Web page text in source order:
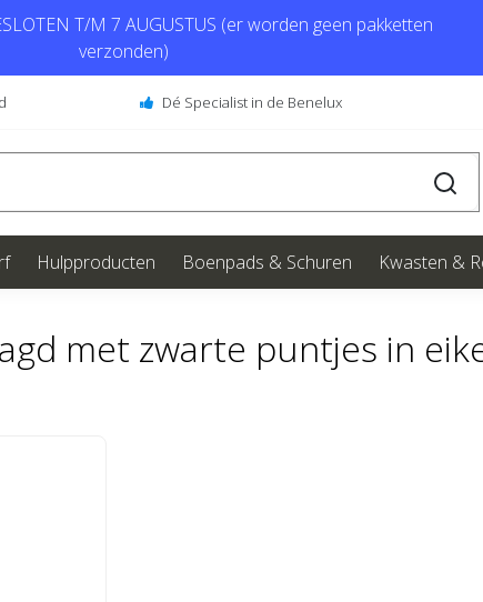
T/M 7 AUGUSTUS (er worden geen pakketten
verzonden)
Dé Specialist in de Benelux
Hulpproducten Boenpads & Schuren Kwasten &
met zwarte puntjes in